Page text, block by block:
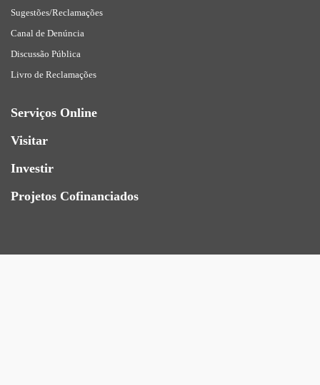
Sugestões/Reclamações
Canal de Denúncia
Discussão Pública
Livro de Reclamações
Serviços Online
Visitar
Investir
Projetos Cofinanciados